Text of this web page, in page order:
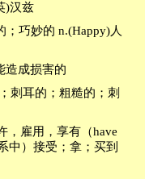
)汉兹
；巧妙的 n.(Happy)人
造成损害的
刺耳的；粗糙的；刺
，雇用，享有（have
中）接受；拿；买到